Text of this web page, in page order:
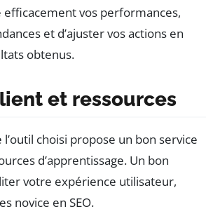
efficacement vos performances,
et d’ajuster vos actions en
obtenus.
et ressources
choisi propose un bon service
d’apprentissage. Un bon
votre expérience utilisateur,
novice en SEO.